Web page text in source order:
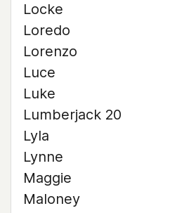
Locke
Loredo
Lorenzo
Luce
Luke
Lumberjack 20
Lyla
Lynne
Maggie
Maloney